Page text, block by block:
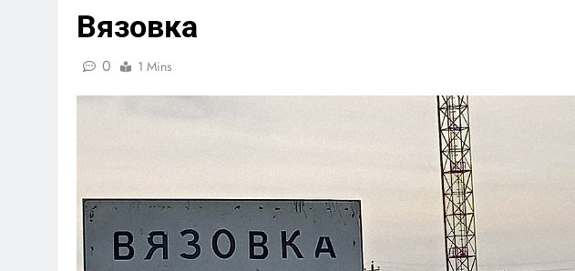
Вязовка
0 1 Mins